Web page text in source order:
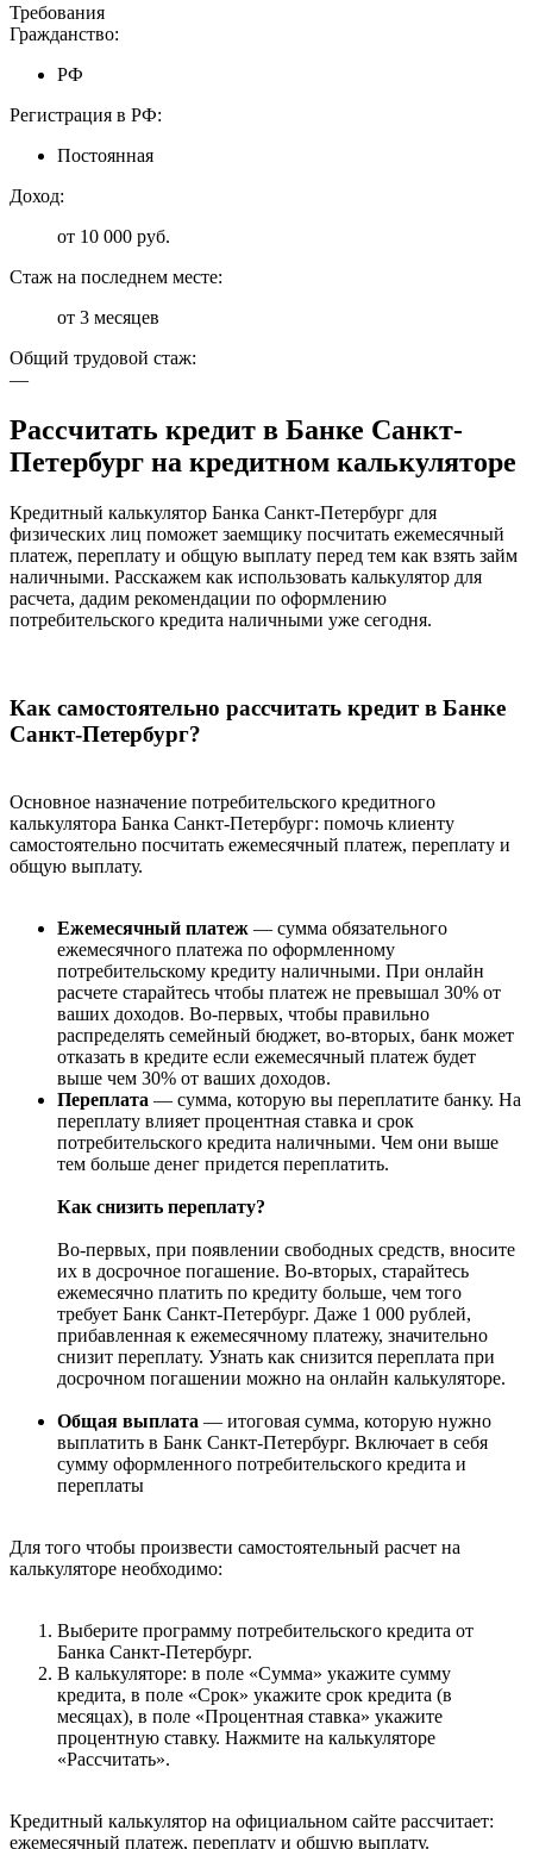
Требования
Гражданство:
РФ
Регистрация в РФ:
Постоянная
Доход:
от 10 000 руб.
Стаж на последнем месте:
от 3 месяцев
Общий трудовой стаж:
—
Рассчитать кредит в Банке Санкт-
Петербург на кредитном калькуляторе
Кредитный калькулятор Банка Санкт-Петербург для
физических лиц поможет заемщику посчитать ежемесячный
платеж, переплату и общую выплату перед тем как взять займ
наличными. Расскажем как использовать калькулятор для
расчета, дадим рекомендации по оформлению
потребительского кредита наличными уже сегодня.
Как самостоятельно рассчитать кредит в Банке
Санкт-Петербург?
Основное назначение потребительского кредитного
калькулятора Банка Санкт-Петербург: помочь клиенту
самостоятельно посчитать ежемесячный платеж, переплату и
общую выплату.
Ежемесячный платеж — сумма обязательного
ежемесячного платежа по оформленному
потребительскому кредиту наличными. При онлайн
расчете старайтесь чтобы платеж не превышал 30% от
ваших доходов. Во-первых, чтобы правильно
распределять семейный бюджет, во-вторых, банк может
отказать в кредите если ежемесячный платеж будет
выше чем 30% от ваших доходов.
Переплата — сумма, которую вы переплатите банку. На
переплату влияет процентная ставка и срок
потребительского кредита наличными. Чем они выше
тем больше денег придется переплатить.
Как снизить переплату?
Во-первых, при появлении свободных средств, вносите
их в досрочное погашение. Во-вторых, старайтесь
ежемесячно платить по кредиту больше, чем того
требует Банк Санкт-Петербург. Даже 1 000 рублей,
прибавленная к ежемесячному платежу, значительно
снизит переплату. Узнать как снизится переплата при
досрочном погашении можно на онлайн калькуляторе.
Общая выплата — итоговая сумма, которую нужно
выплатить в Банк Санкт-Петербург. Включает в себя
сумму оформленного потребительского кредита и
переплаты
Для того чтобы произвести самостоятельный расчет на
калькуляторе необходимо:
Выберите программу потребительского кредита от
Банка Санкт-Петербург.
В калькуляторе: в поле «Сумма» укажите сумму
кредита, в поле «Срок» укажите срок кредита (в
месяцах), в поле «Процентная ставка» укажите
процентную ставку. Нажмите на калькуляторе
«Рассчитать».
Кредитный калькулятор на официальном сайте рассчитает:
ежемесячный платеж, переплату и общую выплату.